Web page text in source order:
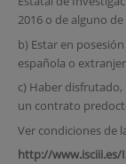
2016 o de alguno
b) Estar en
española o
c) Haber
un contrato
Ver condiciones de
http://